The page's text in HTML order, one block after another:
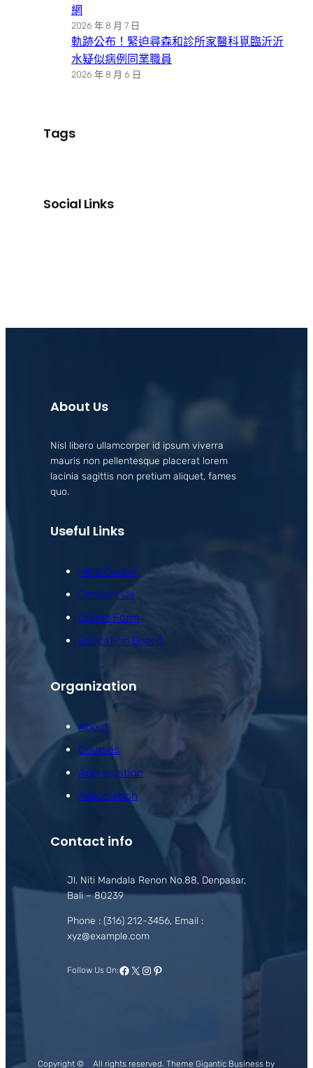
網
2026 年 8 月 7 日
軌跡公布！緊迫尋森和診所家醫科覓臨沂沂
水疑似病例同業職員
2026 年 8 月 6 日
Tags
Social Links
About Us
Nisl libero ullamcorper id ipsum viverra
mauris non pellentesque placerat lorem
lacinia sagittis non pretium aliquet, fames
quo.
Useful Links
Help Center
Contact Us
Online Form
Education Board
Organization
About
Courses
Appreciation
Association
Contact info
Jl. Niti Mandala Renon No.88, Denpasar,
Bali – 80239
Phone : (316) 212-3456, Email :
xyz@example.com
Follow Us On:Facebook
X Instagram
Pinterest
Copyright © All rights reserved. Theme Gigantic Business by